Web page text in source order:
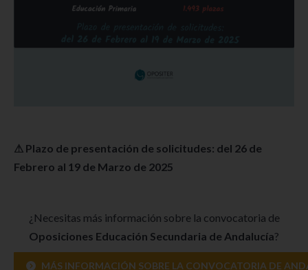
⚠ Plazo de presentación de solicitudes: del 26 de
Febrero al 19 de Marzo de 2025
¿Necesitas más información sobre la convocatoria de
Oposiciones Educación Secundaria de Andalucía?
MÁS INFORMACIÓN SOBRE LA CONVOCATORIA DE